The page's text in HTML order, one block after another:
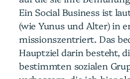
Ein Social Business ist
(wie Yunus und Alter) in
missionszentriert. Das
Hauptziel darin besteht,
bestimmten sozialen